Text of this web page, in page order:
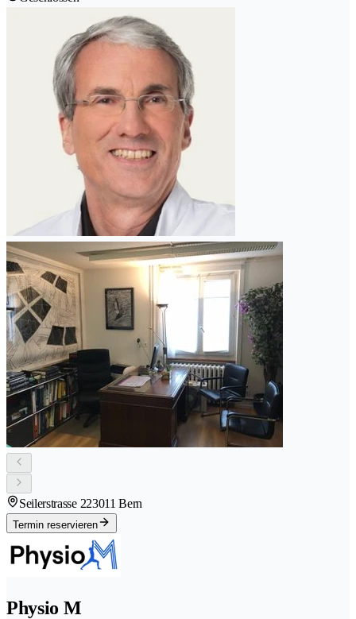
Seilerstrasse 223011 Bern
Termin reservieren
Physio M